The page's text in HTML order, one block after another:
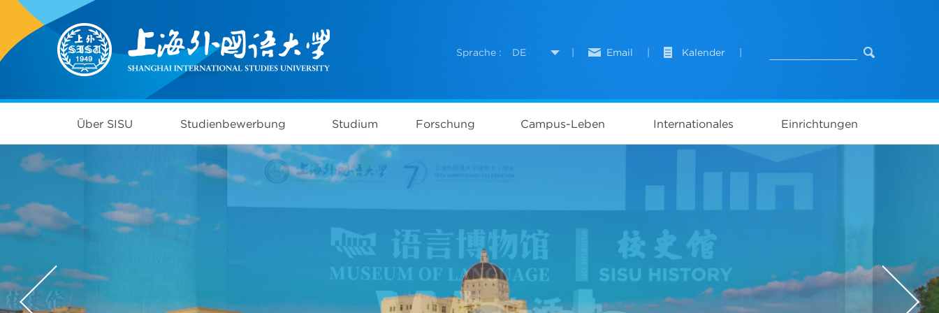
Sprache : DE Email Kalender
Über SISU Studienbewerbung Studium Forschung Campus-Leben Internationales Einrichtungen